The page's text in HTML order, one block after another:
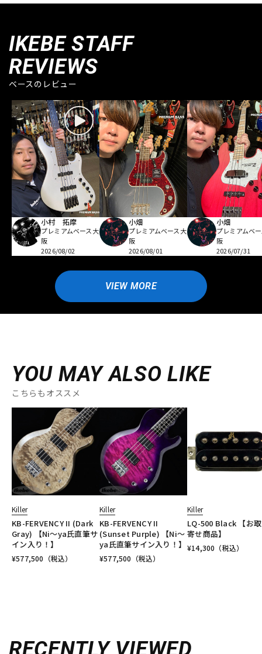
IKEBE STAFF
REVIEWS
ベースのレビュー
小村 拓摩
プレミアムベース大
阪
2026/08/02
小畑
プレミアムベース大
阪
2026/08/01
小畑
プレミアムベ
阪
2026/07/31
VIEW MORE
YOU MAY ALSO LIKE
こちらもオススメ
Killer
KB-FERVENCY II (Dark
Gray) 【Ni～ya氏直筆サ
イン入り！】
¥577,500 （税込）
Killer
KB-FERVENCY II
(Sunset Purple) 【Ni～
ya氏直筆サイン入り！】
¥577,500 （税込）
Killer
LQ-500 Black 【お
寄せ商品】
¥14,300 （税込）